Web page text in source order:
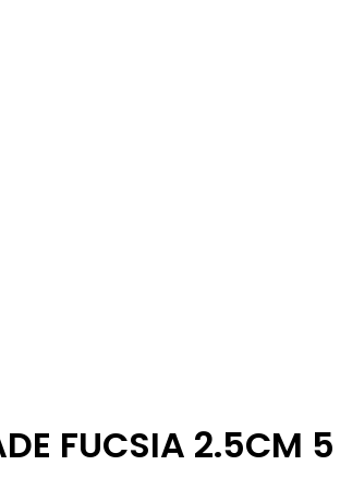
FUCSIA 2.5CM